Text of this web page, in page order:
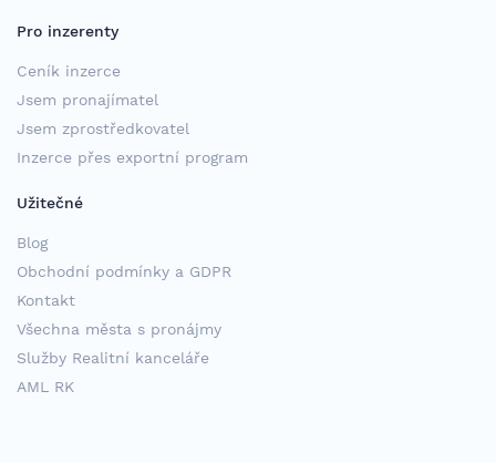
Pro inzerenty
Ceník inzerce
Jsem pronajímatel
Jsem zprostředkovatel
Inzerce přes exportní program
Užitečné
Blog
Obchodní podmínky a GDPR
Kontakt
Všechna města s pronájmy
Služby Realitní kanceláře
AML RK